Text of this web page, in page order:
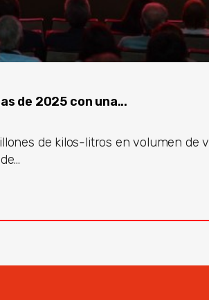
de 2025 con una...
de kilos-litros en volumen de